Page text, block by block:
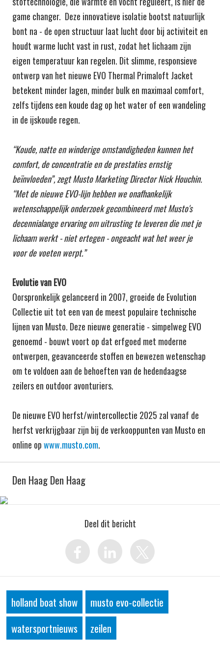
game changer. Deze innovatieve isolatie bootst natuurlijk
bont na - de open structuur laat lucht door bij activiteit en
houdt warme lucht vast in rust, zodat het lichaam zijn
eigen temperatuur kan regelen. Dit slimme, responsieve
ontwerp van het nieuwe EVO Thermal Primaloft Jacket
betekent minder lagen, minder bulk en maximaal comfort,
zelfs tijdens een koude dag op het water of een wandeling
in de ijskoude regen.
“Koude, natte en winderige omstandigheden kunnen het
comfort, de concentratie en de prestaties ernstig
beïnvloeden”, zegt Musto Marketing Director Nick Houchin.
“Met de nieuwe EVO-lijn hebben we onafhankelijk
wetenschappelijk onderzoek gecombineerd met Musto's
decennialange ervaring om uitrusting te leveren die met je
lichaam werkt - niet ertegen - ongeacht wat het weer je
voor de voeten werpt.”
Evolutie van EVO
Oorspronkelijk gelanceerd in 2007, groeide de Evolution
Collectie uit tot een van de meest populaire technische
lijnen van Musto. Deze nieuwe generatie - simpelweg EVO
genoemd - bouwt voort op dat erfgoed met moderne
ontwerpen, geavanceerde stoffen en bewezen wetenschap
om te voldoen aan de behoeften van de hedendaagse
zeilers en outdoor avonturiers.
De nieuwe EVO herfst/wintercollectie 2025 zal vanaf de
herfst verkrijgbaar zijn bij de verkooppunten van Musto en
online opwww.musto.com.
Den Haag Den Haag
Deel dit bericht
holland boat show
musto evo-collectie
watersportnieuws
zeilen